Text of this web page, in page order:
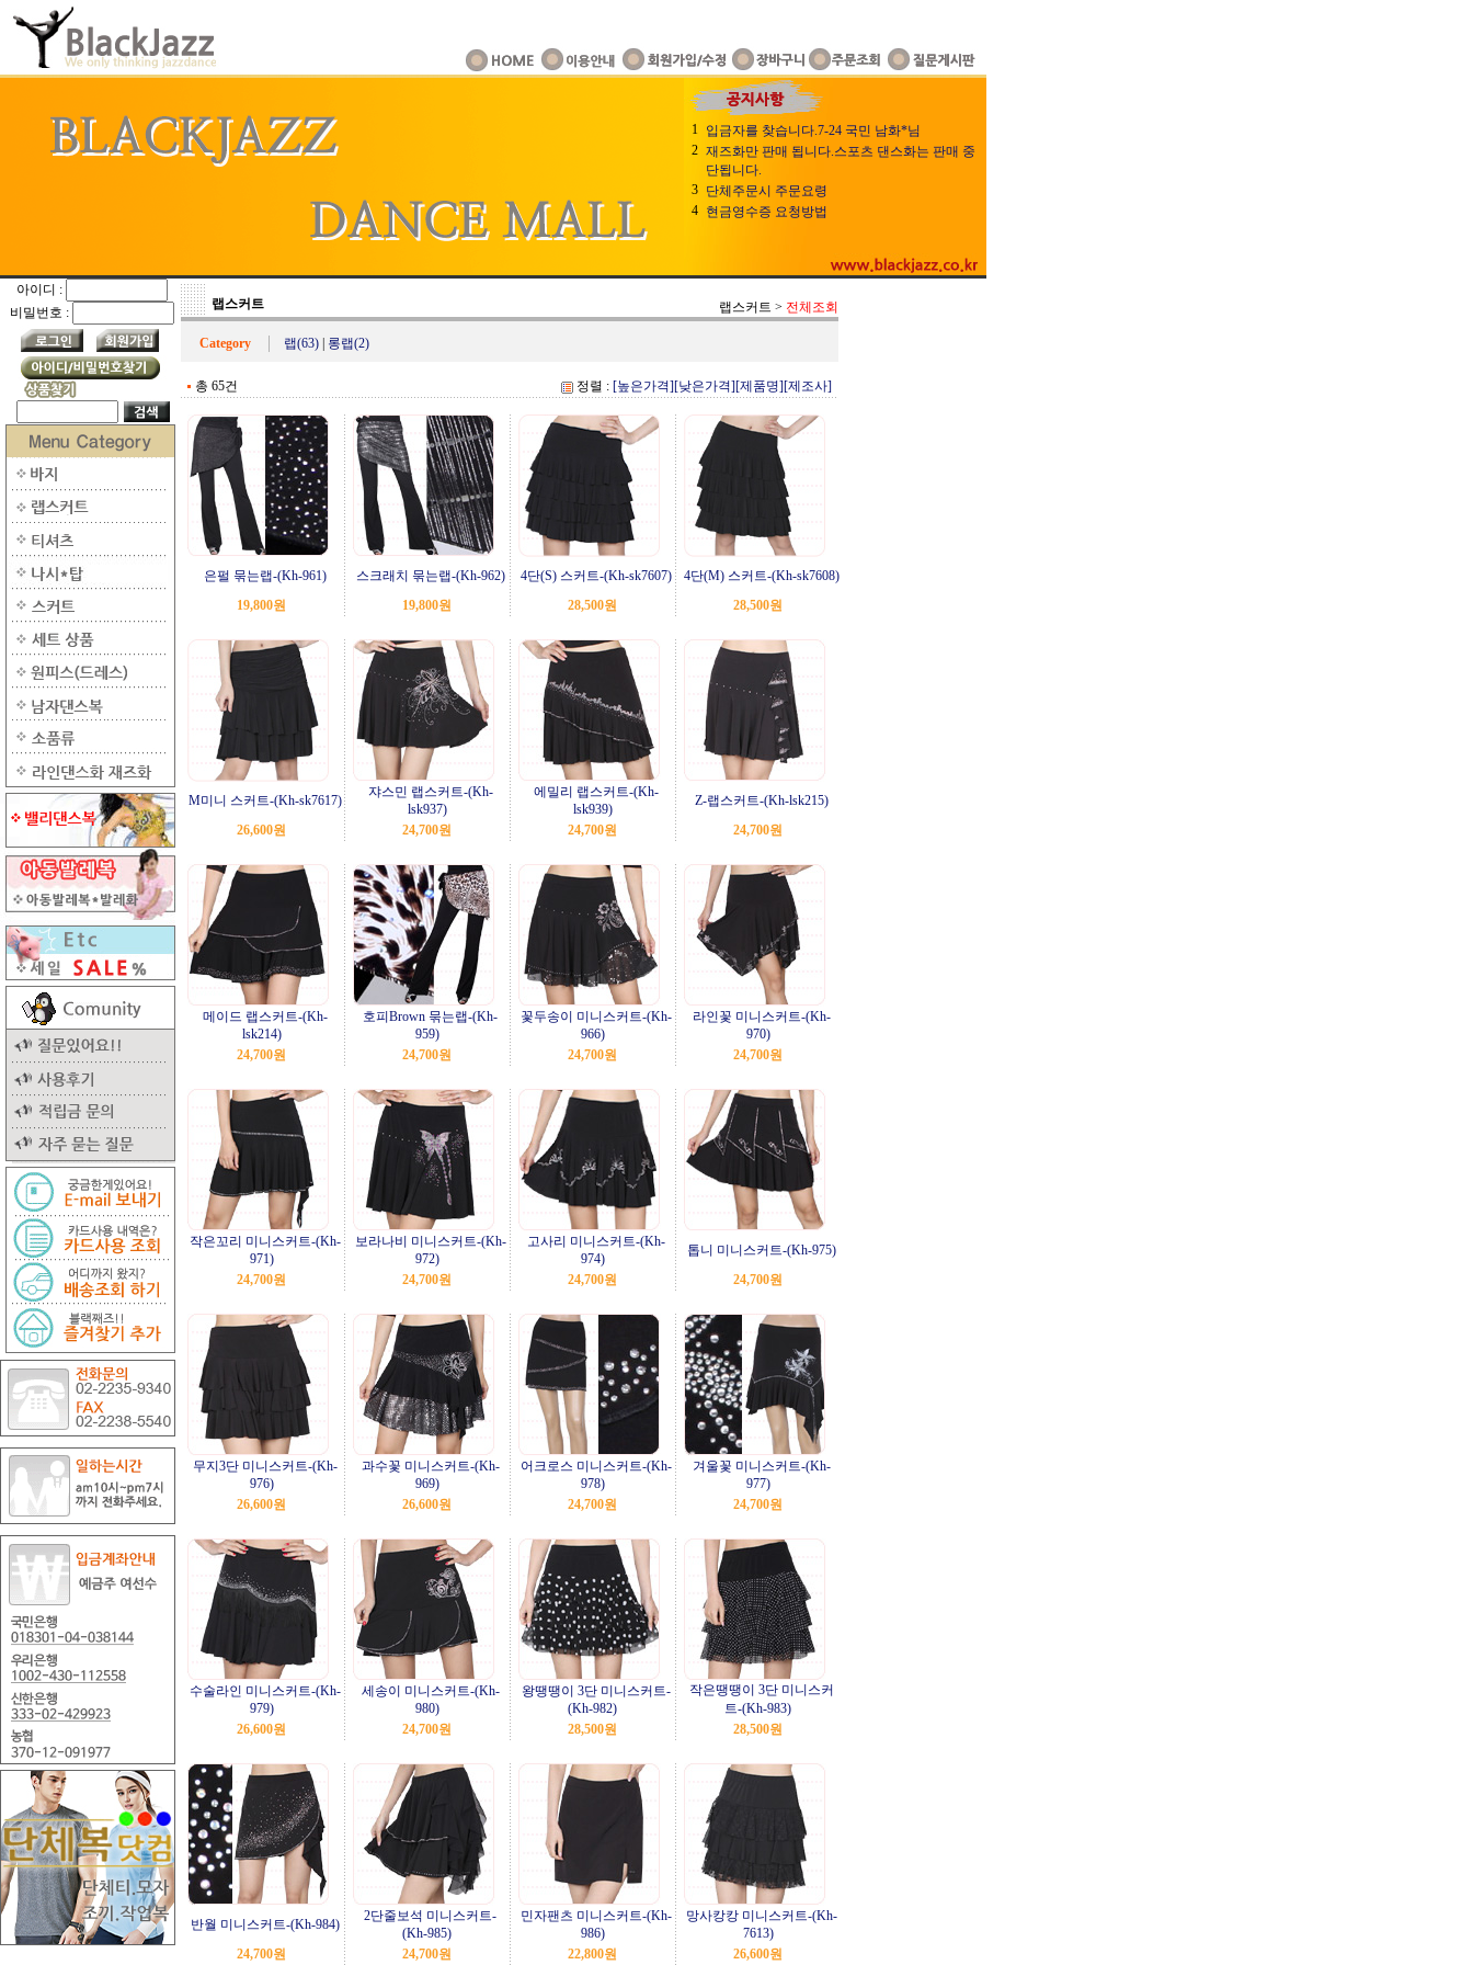
1 입금자를 찾습니다.7-24 국민 남화*님
2 재즈화만 판매 됩니다.스포츠 댄스화는 판매 중
단됩니다.
3 단체주문시 주문요령
4 현금영수증 요청방법
아이디 :
비밀번호 :
랩스커트 랩스커트 > 전체조회
Category 랩(63) 롱랩(2)
총 65건 정렬 : [높은가격][낮은가격][제품명][제조사]
은펄 묶는랩-(Kh-961)
19,800원
스크래치 묶는랩-(Kh-962)
19,800원
4단(S) 스커트-(Kh-sk7607)
28,500원
4단(M) 스커트-(Kh-sk7608)
28,500원
M미니 스커트-(Kh-sk7617)
26,600원
쟈스민 랩스커트-(Kh-
lsk937)
24,700원
에밀리 랩스커트-(Kh-
lsk939)
24,700원
Z-랩스커트-(Kh-lsk215)
24,700원
메이드 랩스커트-(Kh-
lsk214)
24,700원
호피Brown 묶는랩-(Kh-
959)
24,700원
꽃두송이 미니스커트-(Kh-
966)
24,700원
라인꽃 미니스커트-(Kh-
970)
24,700원
작은꼬리 미니스커트-(Kh-
971)
24,700원
보라나비 미니스커트-(Kh-
972)
24,700원
고사리 미니스커트-(Kh-
974)
24,700원
톱니 미니스커트-(Kh-975)
24,700원
무지3단 미니스커트-(Kh-
976)
26,600원
과수꽃 미니스커트-(Kh-
969)
26,600원
어크로스 미니스커트-(Kh-
978)
24,700원
겨울꽃 미니스커트-(Kh-
977)
24,700원
수술라인 미니스커트-(Kh-
979)
26,600원
세송이 미니스커트-(Kh-
980)
24,700원
왕땡땡이 3단 미니스커트-
(Kh-982)
28,500원
작은땡땡이 3단 미니스커
트-(Kh-983)
28,500원
반월 미니스커트-(Kh-984)
24,700원
2단줄보석 미니스커트-
(Kh-985)
24,700원
민자팬츠 미니스커트-(Kh-
986)
22,800원
망사캉캉 미니스커트-(Kh-
7613)
26,600원